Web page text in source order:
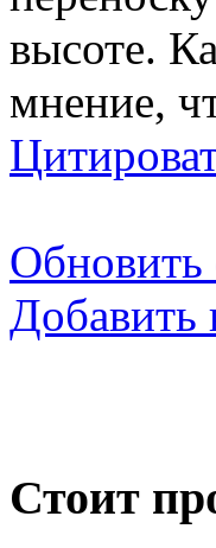
высоте.
мнение,
Обновить
Добавить
Стоит